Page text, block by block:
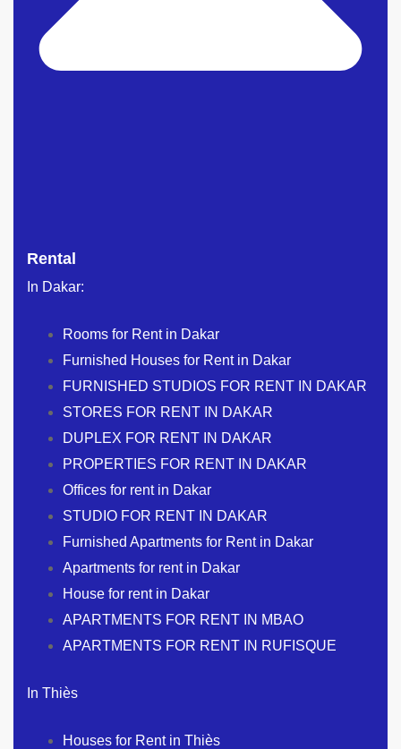
Rental
In Dakar:
Rooms for Rent in Dakar
Furnished Houses for Rent in Dakar
FURNISHED STUDIOS FOR RENT IN DAKAR
STORES FOR RENT IN DAKAR
DUPLEX FOR RENT IN DAKAR
PROPERTIES FOR RENT IN DAKAR
Offices for rent in Dakar
STUDIO FOR RENT IN DAKAR
Furnished Apartments for Rent in Dakar
Apartments for rent in Dakar
House for rent in Dakar
APARTMENTS FOR RENT IN MBAO
APARTMENTS FOR RENT IN RUFISQUE
In Thiès
Houses for Rent in Thiès